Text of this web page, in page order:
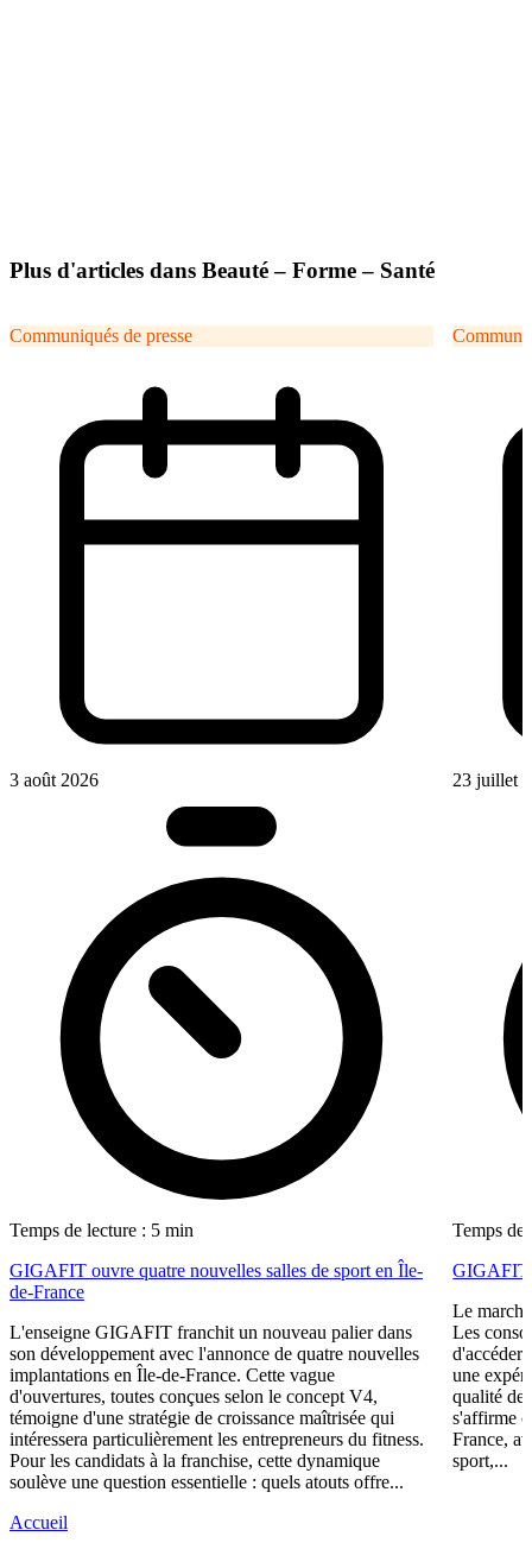
Plus d'articles dans Beauté – Forme – Santé
Communiqués de presse
3 août 2026
Temps de lecture : 5 min
GIGAFIT ouvre quatre nouvelles salles de sport en Île-
de-France
L'enseigne GIGAFIT franchit un nouveau palier dans
son développement avec l'annonce de quatre nouvelles
implantations en Île-de-France. Cette vague
d'ouvertures, toutes conçues selon le concept V4,
témoigne d'une stratégie de croissance maîtrisée qui
intéressera particulièrement les entrepreneurs du fitness.
Pour les candidats à la franchise, cette dynamique
soulève une question essentielle : quels atouts offre...
23 juillet
Temps de
GIGAFIT
Le
Les
d'accéder
une
qualité
s'affirme
France,
sport,...
Accueil